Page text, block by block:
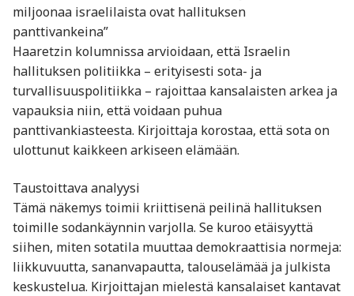
miljoonaa israelilaista ovat hallituksen
panttivankeina”
Haaretzin kolumnissa arvioidaan, että Israelin
hallituksen politiikka – erityisesti sota- ja
turvallisuuspolitiikka – rajoittaa kansalaisten arkea ja
vapauksia niin, että voidaan puhua
panttivankiasteesta. Kirjoittaja korostaa, että sota on
ulottunut kaikkeen arkiseen elämään.
Taustoittava analyysi
Tämä näkemys toimii kriittisenä peilinä hallituksen
toimille sodankäynnin varjolla. Se kuroo etäisyyttä
siihen, miten sotatila muuttaa demokraattisia normeja:
liikkuvuutta, sananvapautta, talouselämää ja julkista
keskustelua. Kirjoittajan mielestä kansalaiset kantavat